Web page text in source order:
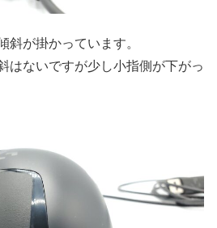
斜が掛かっています。
はないですが少し小指側が下がっ